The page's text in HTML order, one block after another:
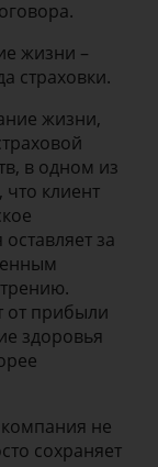
жизни –
страховки.
жизни,
в одном из
что клиент
за
от прибыли
здоровья
не
сохраняет